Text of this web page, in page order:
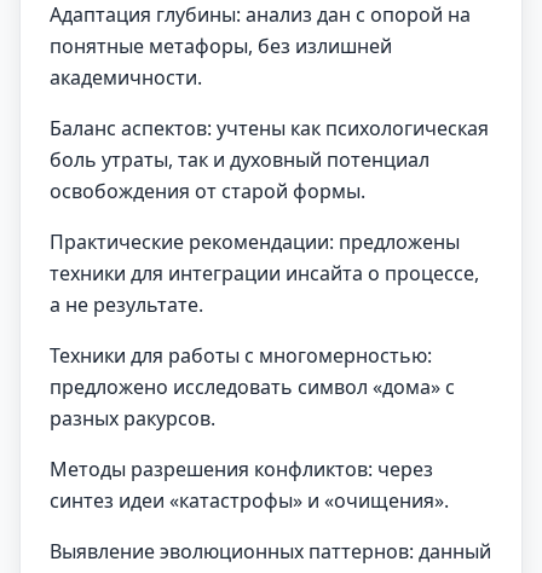
Адаптация глубины: анализ дан с опорой на
понятные метафоры, без излишней
академичности.
Баланс аспектов: учтены как психологическая
боль утраты, так и духовный потенциал
освобождения от старой формы.
Практические рекомендации: предложены
техники для интеграции инсайта о процессе,
а не результате.
Техники для работы с многомерностью:
предложено исследовать символ «дома» с
разных ракурсов.
Методы разрешения конфликтов: через
синтез идеи «катастрофы» и «очищения».
Выявление эволюционных паттернов: данный